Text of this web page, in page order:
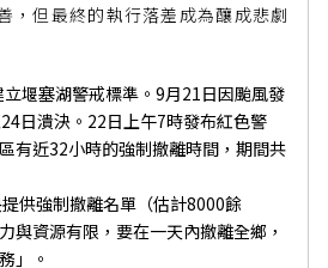
，但最終的執行落差成為釀成悲劇
堰塞湖警戒標準。9月21日因颱風發
日潰決。22日上午7時發布紅色警
有近32小時的強制撤離時間，期間共
供強制撤離名單（估計8000餘
與資源有限，要在一天內撤離全鄉，
」。